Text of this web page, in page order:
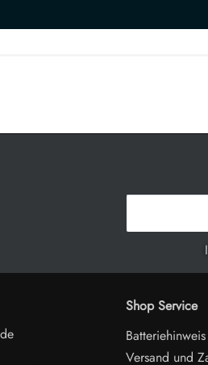
Shop Service
Batteriehinweis
Versand und